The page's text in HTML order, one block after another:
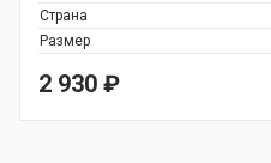
Страна
Размер
2 930 ₽